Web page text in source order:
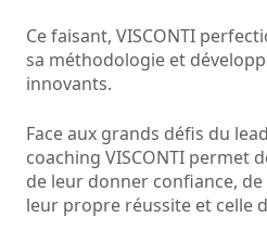
Ce faisant, VISCONTI
sa méthodologie et
innovants.
Face aux grands défis du
coaching VISCONTI permet
de leur donner confiance,
leur propre réussite et celle